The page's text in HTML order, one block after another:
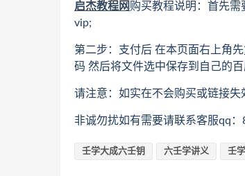
启杰教程网购买教程说明：首先
vip;
第二步：支付后 在本页面右上角
码 然后将文件选中保存到自己的
请注意：如实在不会购买或链接
非诚勿扰如有需要请联系客服qq
壬学大成六壬钥 六壬学讲义 壬